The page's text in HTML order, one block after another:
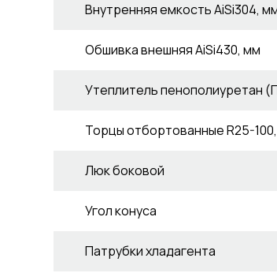
Внутренняя емкость AiSi304,
Обшивка внешняя AiSi430, мм
Утеплитель пенополиуретан
Торцы отбортованные R25-
Люк боковой
Угол конуса
Патрубки хладагента